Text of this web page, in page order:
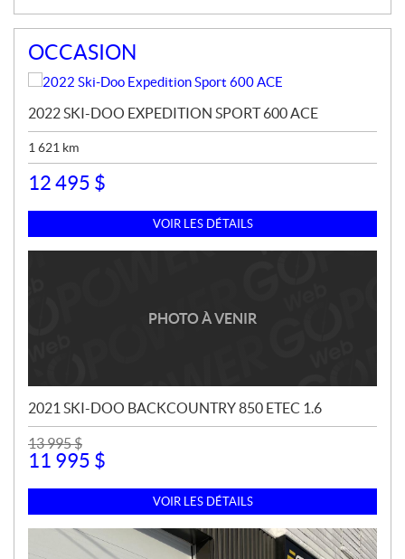
OCCASION
2022 SKI-DOO EXPEDITION SPORT 600 ACE
1 621 km
12 495 $
VOIR LES DÉTAILS
PHOTO À VENIR
2021 SKI-DOO BACKCOUNTRY 850 ETEC 1.6
13 995$
11 995 $
VOIR LES DÉTAILS